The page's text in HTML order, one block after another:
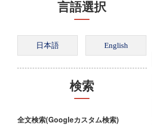
言語選択
検索
全文検索(Googleカスタム検索)